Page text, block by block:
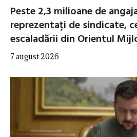
Peste 2,3 milioane de
reprezentați de sindicate,
escaladării din Orientul
7 august 2026